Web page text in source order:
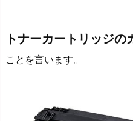
トナーカートリッジ
ことを言います。